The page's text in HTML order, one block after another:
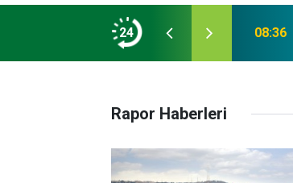
24
EDITION'ı ÖKN Lojistik filosunda 08:36
Rapor Haberleri